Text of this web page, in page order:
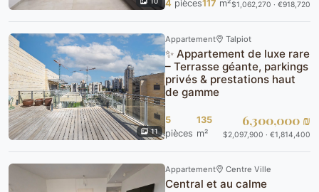
4 pièces117 m²$1,062,270 · €918,720
11
Appartement Talpiot
✨ Appartement de luxe rare
– Terrasse géante, parkings
privés & prestations haut
de gamme
5
pièces
135
m²
6,300,000 ₪
$2,097,900 · €1,814,400
Appartement Centre Ville
Central et au calme